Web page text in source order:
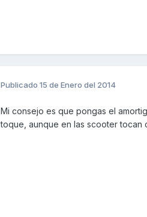
Publicado 15 de Enero del 2014
Mi consejo es que pongas el
toque, aunque en las scooter tocan